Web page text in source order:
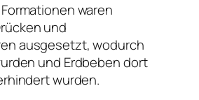
waren
und
ausgesetzt, wodurch
und Erdbeben dort
wurden.